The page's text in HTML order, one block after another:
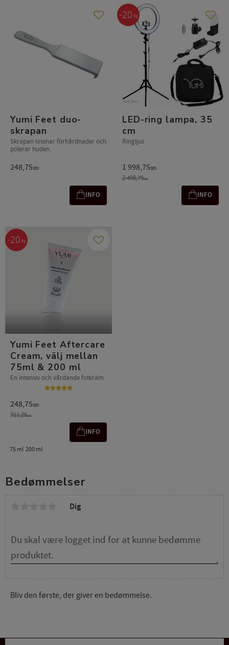
Bedømmelser
Dig
Bliv den første, der giver en bedømmelse.
Yumi Feet duo-
skrapan
Skrapan lossnar förhårdnader och
polerar huden.
248,75SEK
Gem som favorit
INFO
LED-ring lampa, 35
cm
Ringljus
1 998,75SEK
2 498,75SEK
20 % Gem
INFO
Yumi Feet Aftercare
Cream, välj mellan
75ml & 200 ml
En intensiv och vårdande fotkräm
248,75SEK
311,25SEK
20 % Gem som favorit
INFO
75 ml 200 ml